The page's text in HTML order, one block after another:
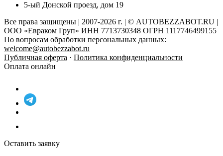
5-ый Донской проезд, дом 19
Все права защищены | 2007-2026 г. | © AUTOBEZZABOT.RU |
ООО «Евраком Груп» ИНН 7713730348 ОГРН 1117746499155
По вопросам обработки персональных данных:
welcome@autobezzabot.ru
Публичная оферта · Политика конфиденциальности
Оплата онлайн
Оставить заявку